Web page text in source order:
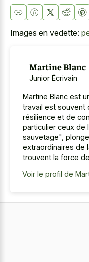
Images en vedette:
Martine Blanc
Junior Écrivain
Martine Blanc est
travail est souvent
résilience et de
particulier ceux de
sauvetage",
extraordinaires de
trouvent la force
Voir le profil de